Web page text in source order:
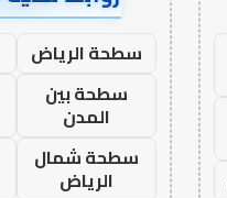
سطحة الرياض
سطحة بين
المدن
سطحة شمال
الرياض